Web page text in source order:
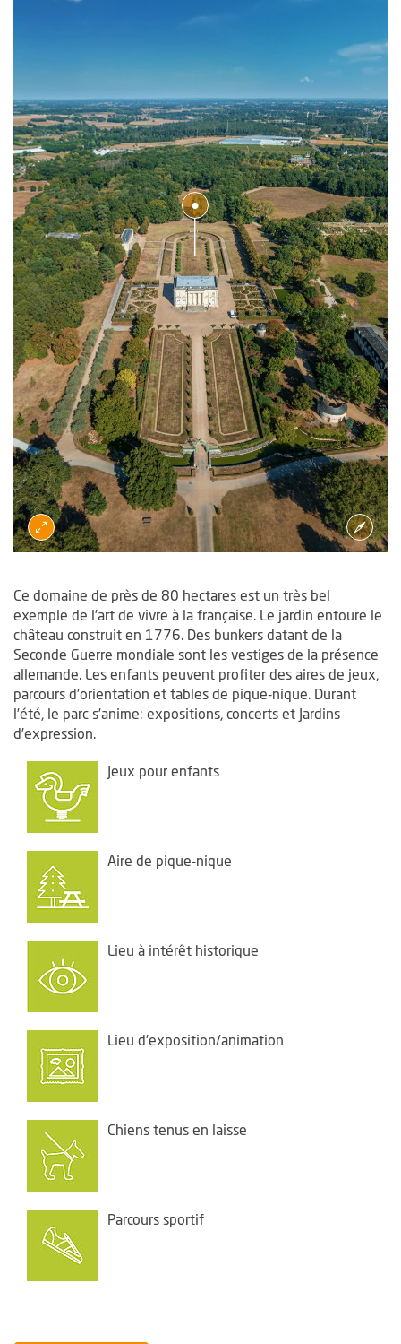
Ce domaine de près de 80 hectares est un très bel
exemple de l’art de vivre à la française. Le jardin entoure le
château construit en 1776. Des bunkers datant de la
Seconde Guerre mondiale sont les vestiges de la présence
allemande. Les enfants peuvent profiter des aires de jeux,
parcours d’orientation et tables de pique-nique. Durant
l’été, le parc s’anime: expositions, concerts et Jardins
d’expression.
Jeux pour enfants
Aire de pique-nique
Lieu à intérêt historique
Lieu d'exposition/animation
Chiens tenus en laisse
Parcours sportif